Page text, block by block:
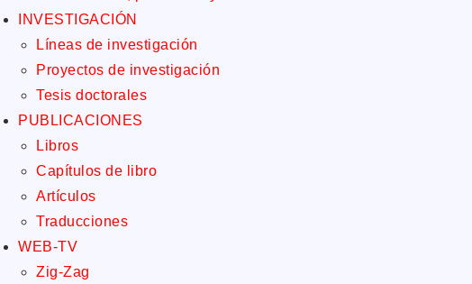
INVESTIGACIÓN
Líneas de investigación
Proyectos de investigación
Tesis doctorales
PUBLICACIONES
Libros
Capítulos de libro
Artículos
Traducciones
WEB-TV
Zig-Zag